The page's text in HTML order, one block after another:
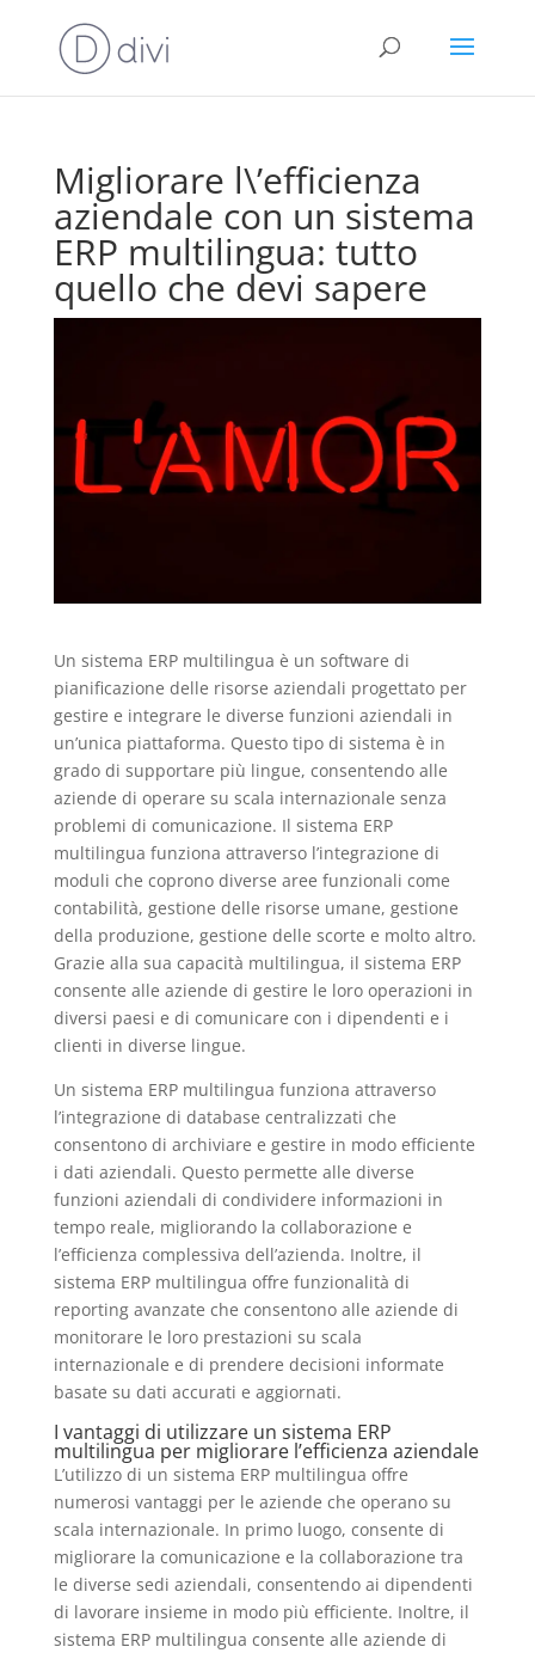
Migliorare l\’efficienza
aziendale con un sistema
ERP multilingua: tutto
quello che devi sapere
Un sistema ERP multilingua è un software di
pianificazione delle risorse aziendali progettato per
gestire e integrare le diverse funzioni aziendali in
un’unica piattaforma. Questo tipo di sistema è in
grado di supportare più lingue, consentendo alle
aziende di operare su scala internazionale senza
problemi di comunicazione. Il sistema ERP
multilingua funziona attraverso l’integrazione di
moduli che coprono diverse aree funzionali come
contabilità, gestione delle risorse umane, gestione
della produzione, gestione delle scorte e molto altro.
Grazie alla sua capacità multilingua, il sistema ERP
consente alle aziende di gestire le loro operazioni in
diversi paesi e di comunicare con i dipendenti e i
clienti in diverse lingue.
Un sistema ERP multilingua funziona attraverso
l’integrazione di database centralizzati che
consentono di archiviare e gestire in modo efficiente
i dati aziendali. Questo permette alle diverse
funzioni aziendali di condividere informazioni in
tempo reale, migliorando la collaborazione e
l’efficienza complessiva dell’azienda. Inoltre, il
sistema ERP multilingua offre funzionalità di
reporting avanzate che consentono alle aziende di
monitorare le loro prestazioni su scala
internazionale e di prendere decisioni informate
basate su dati accurati e aggiornati.
I vantaggi di utilizzare un sistema ERP
multilingua per migliorare l’efficienza aziendale
L’utilizzo di un sistema ERP multilingua offre
numerosi vantaggi per le aziende che operano su
scala internazionale. In primo luogo, consente di
migliorare la comunicazione e la collaborazione tra
le diverse sedi aziendali, consentendo ai dipendenti
di lavorare insieme in modo più efficiente. Inoltre, il
sistema ERP multilingua consente alle aziende di